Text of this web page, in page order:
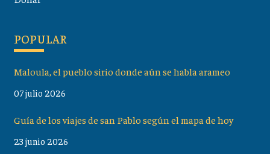
POPULAR
Maloula, el pueblo sirio donde aún se habla arameo
07 julio 2026
Guía de los viajes de san Pablo según el mapa de hoy
23 junio 2026